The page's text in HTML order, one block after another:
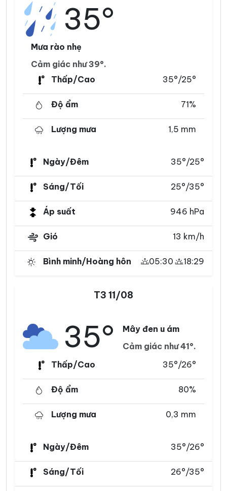
35°
Mưa rào nhẹ
Cảm giác như 39°.
Thấp/Cao
35°/25°
Độ ẩm 71%
Lượng mưa 1,5 mm
Ngày/Đêm 35°/25°
Sáng/Tối 25°/35°
Áp suất 946 hPa
Gió 13 km/h
Bình minh/Hoàng hôn 05:30 18:29
T3 11/08
35°
Mây đen u ám
Cảm giác như 41°.
Thấp/Cao
35°/26°
Độ ẩm 80%
Lượng mưa 0,3 mm
Ngày/Đêm 35°/26°
Sáng/Tối 26°/35°